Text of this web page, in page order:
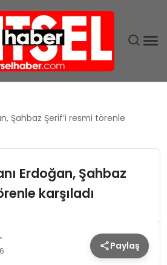
Şahbaz Şerif’i resmi törenle
Erdoğan, Şahbaz
karşıladı
Paylaş